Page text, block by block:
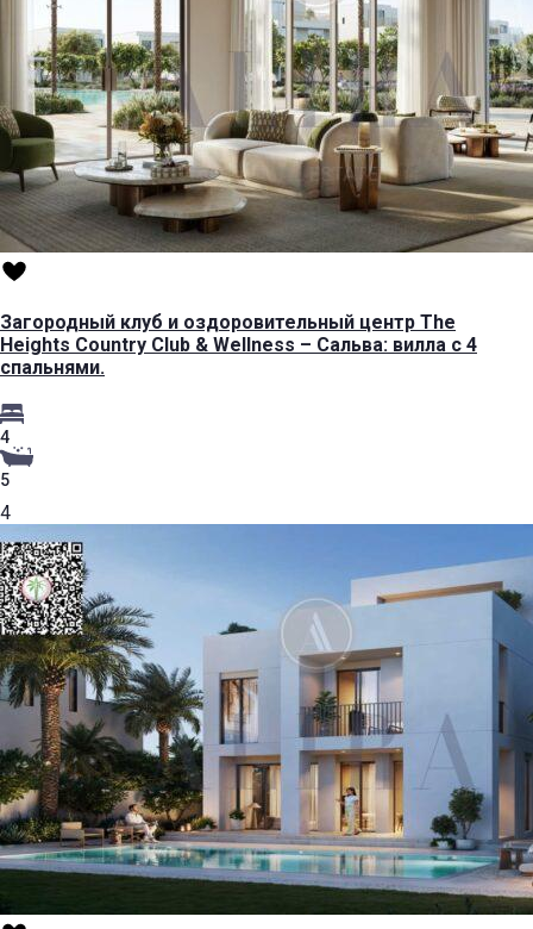
Загородный клуб и оздоровительный центр The
Heights Country Club & Wellness – Сальва: вилла с 4
спальнями.
4
5
4